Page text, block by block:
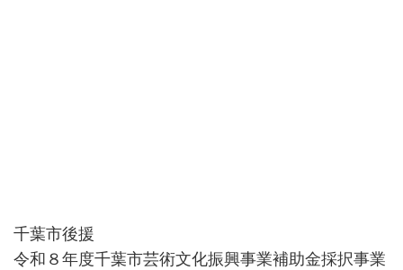
千葉市後援
令和８年度千葉市芸術文化振興事業補助金採択事業